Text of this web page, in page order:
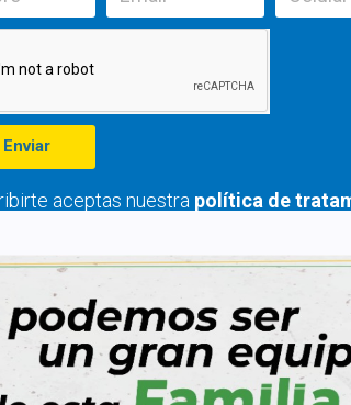
Enviar
aceptas nuestra política de